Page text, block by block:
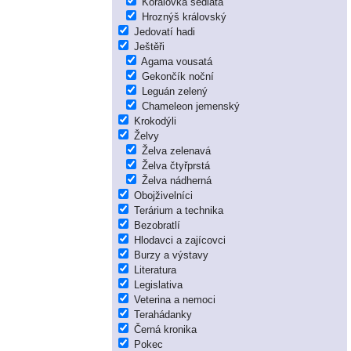
Hroznýš královský
Jedovatí hadi
Ještěři
Agama vousatá
Gekončík noční
Leguán zelený
Chameleon jemenský
Krokodýli
Želvy
Želva zelenavá
Želva čtyřprstá
Želva nádherná
Obojživelníci
Terárium a technika
Bezobratlí
Hlodavci a zajícovci
Burzy a výstavy
Literatura
Legislativa
Veterina a nemoci
Terahádanky
Černá kronika
Pokec